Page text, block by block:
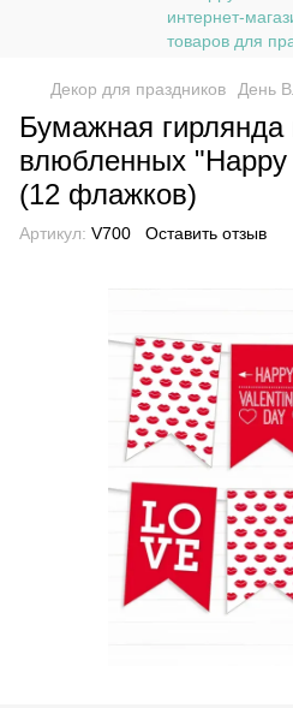
Декор для праздников День
Бумажная гирлянда
влюбленных "Happy
(12 флажков)
Артикул: V700 Оставить отзыв